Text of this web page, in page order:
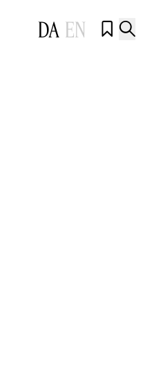
DA EN  